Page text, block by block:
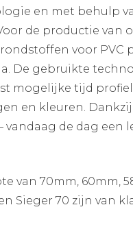
en met behulp
de productie van
voor PVC
De gebruikte
mogelijke tijd
en kleuren.
de dag een
van 70mm, 60mm,
Sieger 70 zijn van